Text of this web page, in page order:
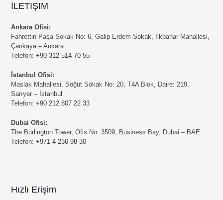
İLETIŞIM
Ankara Ofisi:
Fahrettin Paşa Sokak No: 6, Galip Erdem Sokak, İlkbahar Mahallesi,
Çankaya – Ankara
Telefon:+90 312 514 70 55
İstanbul Ofisi:
Maslak Mahallesi, Söğüt Sokak No: 20, T4A Blok, Daire: 219,
Sarıyer – İstanbul
Telefon:+90 212 807 22 33
Dubai Ofisi:
The Burlington Tower, Ofis No: 3509, Business Bay, Dubai – BAE
Telefon:+971 4 236 98 30
Hızlı Erişim